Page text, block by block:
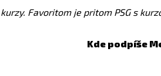
Favoritom je pritom PSG s
Kde podpíše